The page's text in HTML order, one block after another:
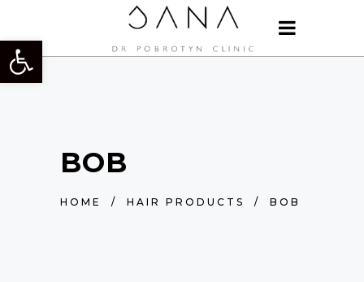
Otwórz pasek narzędzi
BOB
HOME / HAIR PRODUCTS / BOB